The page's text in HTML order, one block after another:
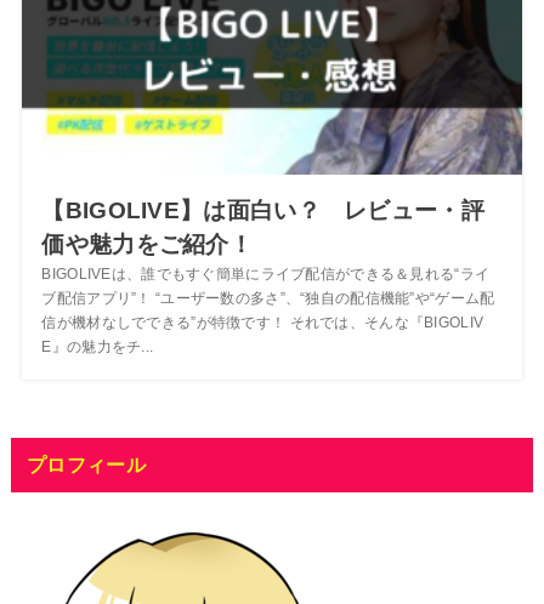
【BIGOLIVE】は面白い？ レビュー・評
価や魅力をご紹介！
BIGOLIVEは、誰でもすぐ簡単にライブ配信ができる＆見れる“ライ
ブ配信アプリ”！ “ユーザー数の多さ”、“独自の配信機能”や“ゲーム配
信が機材なしでできる”が特徴です！ それでは、そんな『BIGOLIV
E』の魅力をチ...
プロフィール